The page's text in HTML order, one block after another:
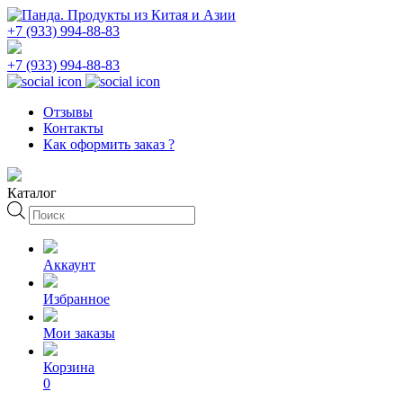
+7 (933) 994-88-83
+7 (933) 994-88-83
Отзывы
Контакты
Как оформить заказ ?
Каталог
Поиск
товаров
Аккаунт
Избранное
Мои заказы
Корзина
0